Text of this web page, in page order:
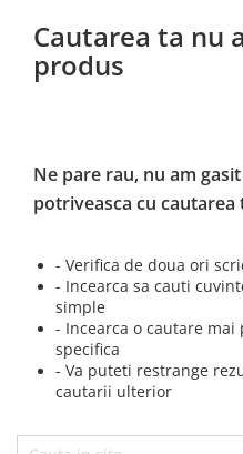
Cautarea ta nu
produs
Ne pare rau, nu am
potriveasca cu cautarea
- Verifica de doua ori
- Incearca sa cauti
simple
- Incearca o cautare mai
specifica
- Va puteti restrange
cautarii ulterior